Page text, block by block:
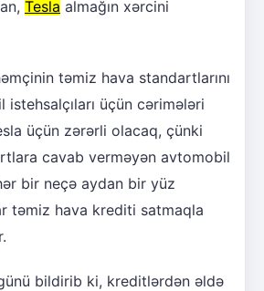
Tesla almağın xərcini
təmiz hava standartlarını
üçün cərimələri
üçün zərərli olacaq, çünki
cavab verməyən avtomobil
bir neçə aydan bir yüz
təmiz hava krediti satmaqla
bildirib ki, kreditlərdən əldə